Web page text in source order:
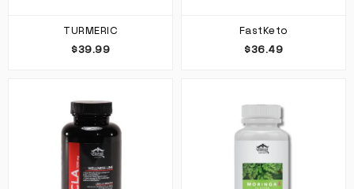
TURMERIC
$39.99
FastKeto
$36.49